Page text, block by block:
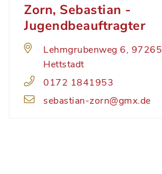
Zorn, Sebastian -
Jugendbeauftragter
Lehmgrubenweg 6, 97265
Hettstadt
0172 1841953
sebastian-zorn@gmx.de